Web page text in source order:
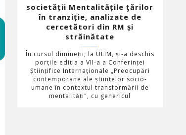
societății Mentalitățile ţărilor
în tranziție, analizate de
cercetători din RM și
străinătate
În cursul dimineții, la ULIM, și-a deschis
porțile ediția a VII-a a Conferinței
Științifice Internaționale „Preocupări
contemporane ale științelor socio-
umane în contextul transformării de
mentalități", cu genericul